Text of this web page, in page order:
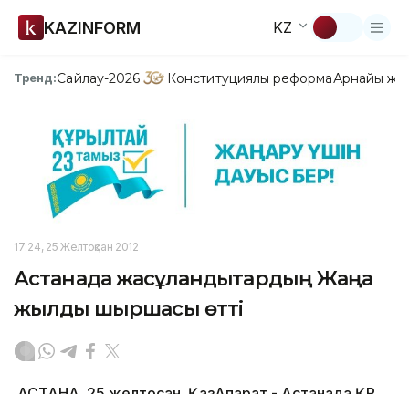
KAZINFORM KZ
Тренд:Сайлау-2026 Конституциялық реформаАрнайы
17:24, 25 Желтоқсан 2012
Астанада жасұландықтардың Жаңа
жылдық шыршасы өтті